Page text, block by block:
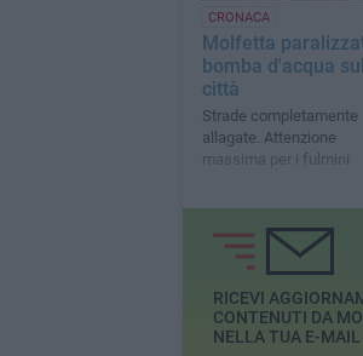
CRONACA
Molfetta
bomba d'acqua
città
Strade completamente
allagate. Attenzione
massima per i fulmini
RICEVI
CONTENUTI DA
NELLA TUA E-MAIL